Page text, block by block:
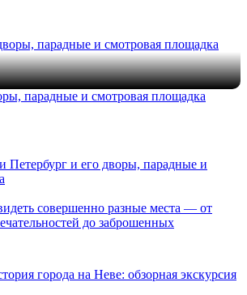
парадные и смотровая площадка
совершенно разные места — от
до заброшенных